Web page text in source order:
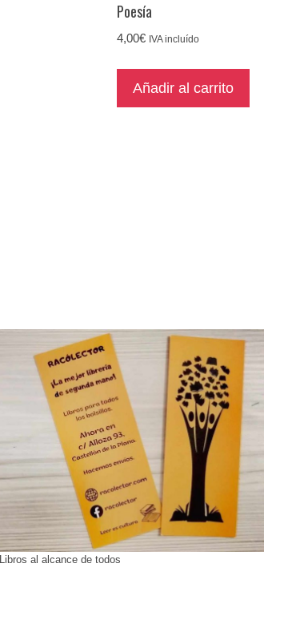
Poesía
4,00€ IVA incluído
Añadir al carrito
Libros al alcance de todos